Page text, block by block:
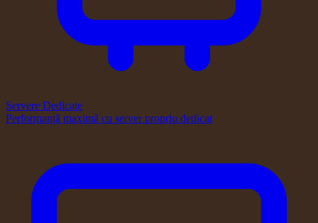
Servere Dedicate
Performanță maximă cu server propriu dedicat